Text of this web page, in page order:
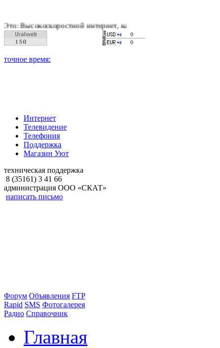
интернет, качественное цифровое и кабельное
Интернет
Телевидение
Телефония
Поддержка
Магазин Уют
техническая поддержка
8 (35161) 3 41 66
администрация ООО «СКАТ»
написать письмо
Форум Объявления FTP
Rapid SMS Фотогалерея
Радио Справочник
Главная